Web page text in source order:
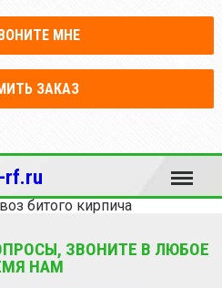
МНЕ
ЗАКАЗ
rf.ru Меню
битого кирпича
ЗВОНИТЕ В ЛЮБОЕ
НАМ